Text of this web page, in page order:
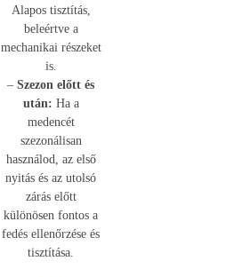
Alapos tisztítás,
beleértve a
mechanikai részeket
is.
– Szezon előtt és
után: Ha a
medencét
szezonálisan
használod, az első
nyitás és az utolsó
zárás előtt
különösen fontos a
fedés ellenőrzése és
tisztítása.